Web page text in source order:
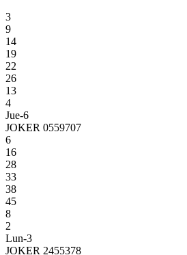
3
9
14
19
22
26
13
4
Jue-6
JOKER 0559707
6
16
28
33
38
45
8
2
Lun-3
JOKER 2455378